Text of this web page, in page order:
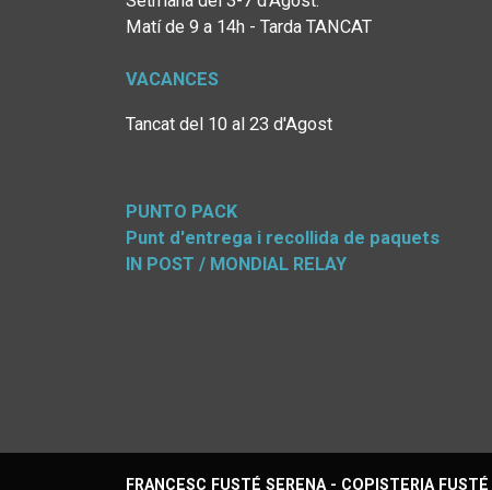
Matí de 9 a 14h - Tarda TANCAT
VACANCES
Tancat del 10 al 23 d'Agost
PUNTO PACK
Punt d'entrega i recollida de paquets
IN POST / MONDIAL RELAY
FRANCESC FUSTÉ SERENA - COPISTERIA FUSTÉ